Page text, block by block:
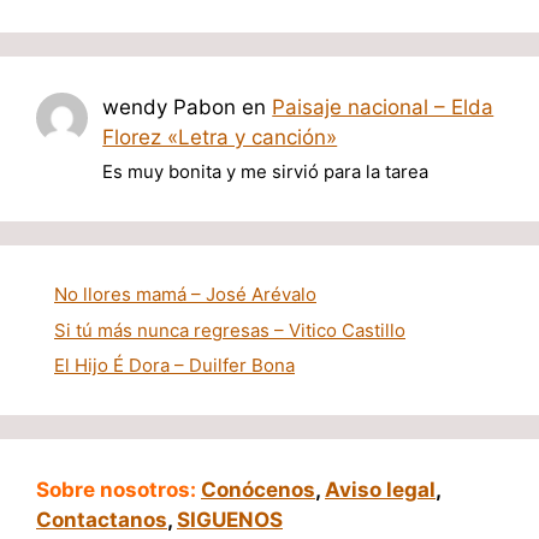
wendy Pabon en Paisaje nacional – Elda
Florez «Letra y canción»
Es muy bonita y me sirvió para la tarea
No llores mamá – José Arévalo
Si tú más nunca regresas – Vitico Castillo
El Hijo É Dora – Duilfer Bona
Sobre nosotros: Conócenos, Aviso legal,
Contactanos, SIGUENOS